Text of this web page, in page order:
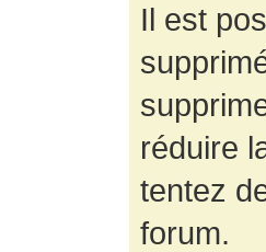
Il est
réduire
tentez
forum.